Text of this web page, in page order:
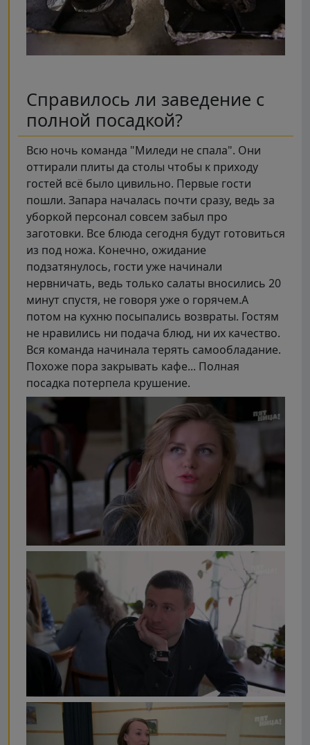
Справилось ли заведение с
полной посадкой?
Всю ночь команда "Миледи не спала". Они
оттирали плиты да столы чтобы к приходу
гостей всё было цивильно. Первые гости
пошли. Запара началась почти сразу, ведь за
уборкой персонал совсем забыл про
заготовки. Все блюда сегодня будут готовиться
из под ножа. Конечно, ожидание
подзатянулось, гости уже начинали
нервничать, ведь только салаты вносились 20
минут спустя, не говоря уже о горячем.А
потом на кухню посыпались возвраты. Гостям
не нравились ни подача блюд, ни их качество.
Вся команда начинала терять самообладание.
Похоже пора закрывать кафе... Полная
посадка потерпела крушение.